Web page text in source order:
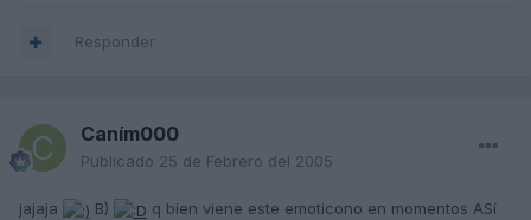
Responder
Caním000
Publicado 25 de Febrero del 2005
jajaja B) q bien viene este emoticono en momentos ASí